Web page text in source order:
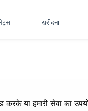
खरीदना
करके या हमारी सेवा का